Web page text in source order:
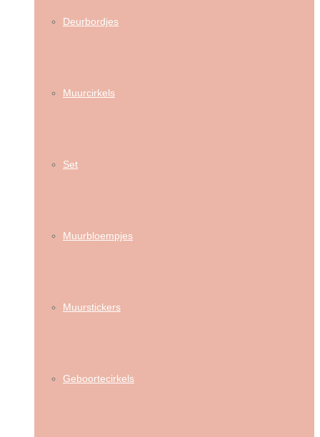
Deurbordjes
Muurcirkels
Set
Muurbloempjes
Muurstickers
Geboortecirkels